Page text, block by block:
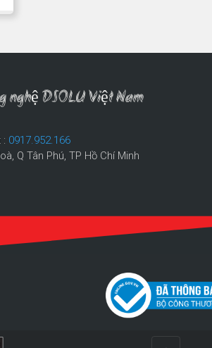
nghệ DSOLU Việt Nam
: 0917.952.166
Q Tân Phú, TP Hồ Chí Minh